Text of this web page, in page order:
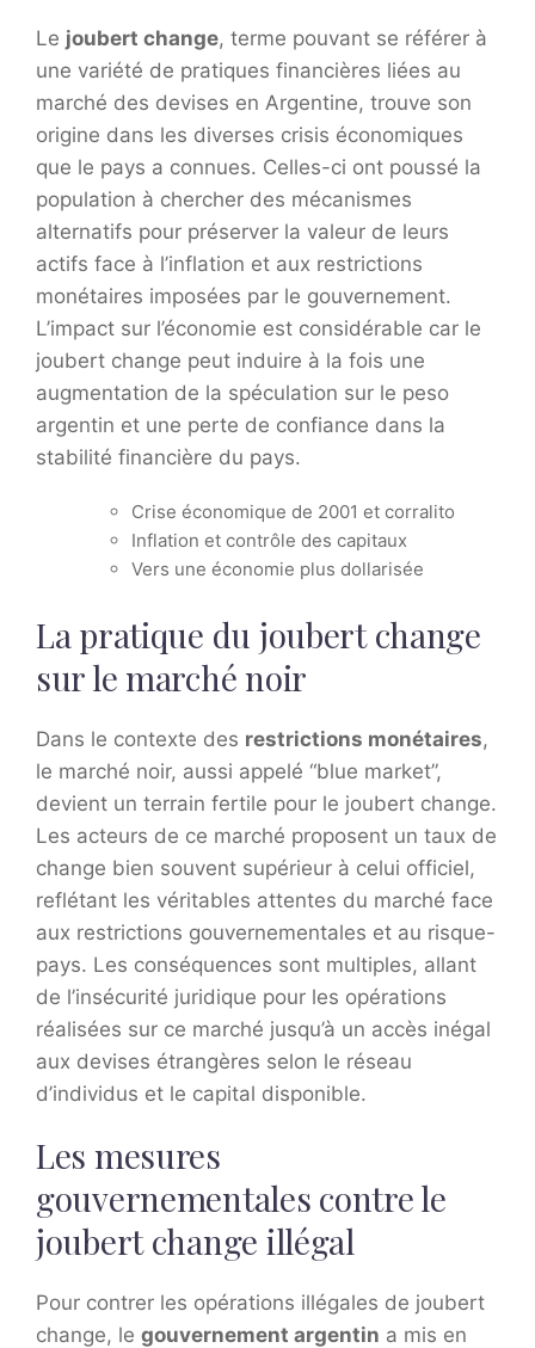
Le joubert change, terme pouvant se référer à
une variété de pratiques financières liées au
marché des devises en Argentine, trouve son
origine dans les diverses crisis économiques
que le pays a connues. Celles-ci ont poussé la
population à chercher des mécanismes
alternatifs pour préserver la valeur de leurs
actifs face à l’inflation et aux restrictions
monétaires imposées par le gouvernement.
L’impact sur l’économie est considérable car le
joubert change peut induire à la fois une
augmentation de la spéculation sur le peso
argentin et une perte de confiance dans la
stabilité financière du pays.
Crise économique de 2001 et corralito
Inflation et contrôle des capitaux
Vers une économie plus dollarisée
La pratique du joubert change
sur le marché noir
Dans le contexte des restrictions monétaires,
le marché noir, aussi appelé “blue market”,
devient un terrain fertile pour le joubert change.
Les acteurs de ce marché proposent un taux de
change bien souvent supérieur à celui officiel,
reflétant les véritables attentes du marché face
aux restrictions gouvernementales et au risque-
pays. Les conséquences sont multiples, allant
de l’insécurité juridique pour les opérations
réalisées sur ce marché jusqu’à un accès inégal
aux devises étrangères selon le réseau
d’individus et le capital disponible.
Les mesures
gouvernementales contre le
joubert change illégal
Pour contrer les opérations illégales de joubert
change, le gouvernement argentin a mis en